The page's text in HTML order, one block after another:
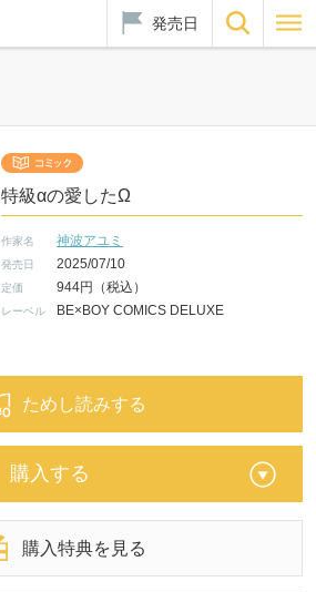
発売日
特級αの愛したΩ
作家名 神波アユミ
発売日 2025/07/10
定価 944円（税込）
レーベル BE×BOY COMICS DELUXE
ためし読みする
購入する
購入特典を見る